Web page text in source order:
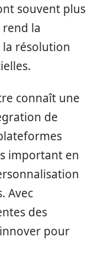
souvent plus
rend la
la résolution
connaît une
de
important en
Avec
des
pour